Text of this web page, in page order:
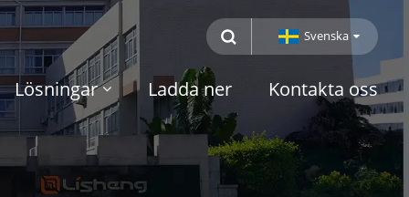
Svenska
Lösningar Ladda ner Kontakta oss